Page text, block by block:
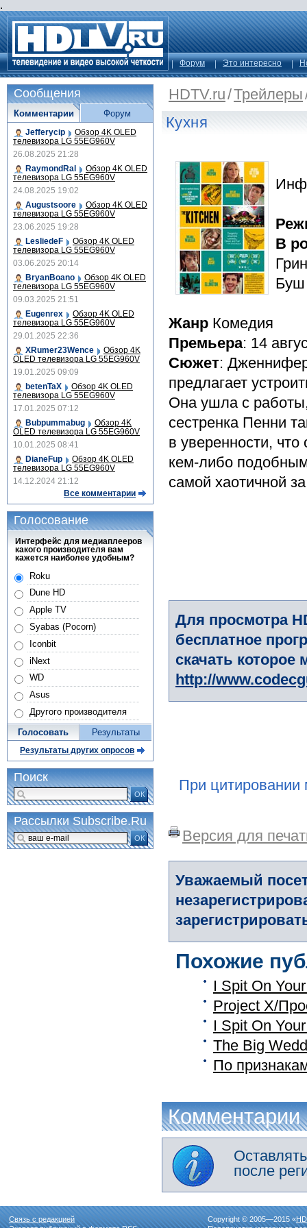
.
Форум Это интересно
HDTV.ru/Трейлеры
Кухня
В
Буш
Жанр Комедия
Премьера: 14
Сюжет:
предлагает
Она ушла с
сестренка Пенни
в уверенности,
кем-либо
самой хаотичной
Для просмотра
бесплатное
скачать
http://
При цитировании
Версия для
Уважаемый
Похожие
I Spit On
Project X/
I Spit On
The Big
По
Комментарии
после
Сообщения
Комментарии
Jefferycip Обзор 4K OLED
телевизора LG 55EG960V
26.08.2025 21:28
RaymondRal
Обзор 4K OLED
телевизора LG 55EG960V
24.08.2025 19:02
Augustsoore
Обзор 4K OLED
телевизора LG 55EG960V
23.06.2025 19:28
LesliedeF
Обзор 4K OLED
телевизора LG 55EG960V
03.06.2025 20:14
BryanBoano
Обзор 4K OLED
телевизора LG 55EG960V
09.03.2025 21:51
Eugenrex
Обзор 4K OLED
телевизора LG 55EG960V
29.01.2025 22:36
XRumer23Wence
Обзор 4K
OLED телевизора LG 55EG960V
19.01.2025 09:09
betenTaX
Обзор 4K OLED
телевизора LG 55EG960V
17.01.2025 07:12
Bubpummabug
Обзор 4K
OLED телевизора LG 55EG960V
10.01.2025 08:41
DianeFup
Обзор 4K OLED
телевизора LG 55EG960V
14.12.2024 21:12
Все комментарии
Форум
Голосование
Интерфейс для медиаплееров
какого производителя вам
кажется наиболее удобным?
Roku
Dune HD
Apple TV
Syabas (Pocorn)
Iconbit
iNext
WD
Asus
Другого производителя
Голосовать Результаты
Результаты других опросов
Поиск
ОК
Рассылки Subscribe.Ru
ОК
Связь с редакцией
Copyright © 2005—2015 «